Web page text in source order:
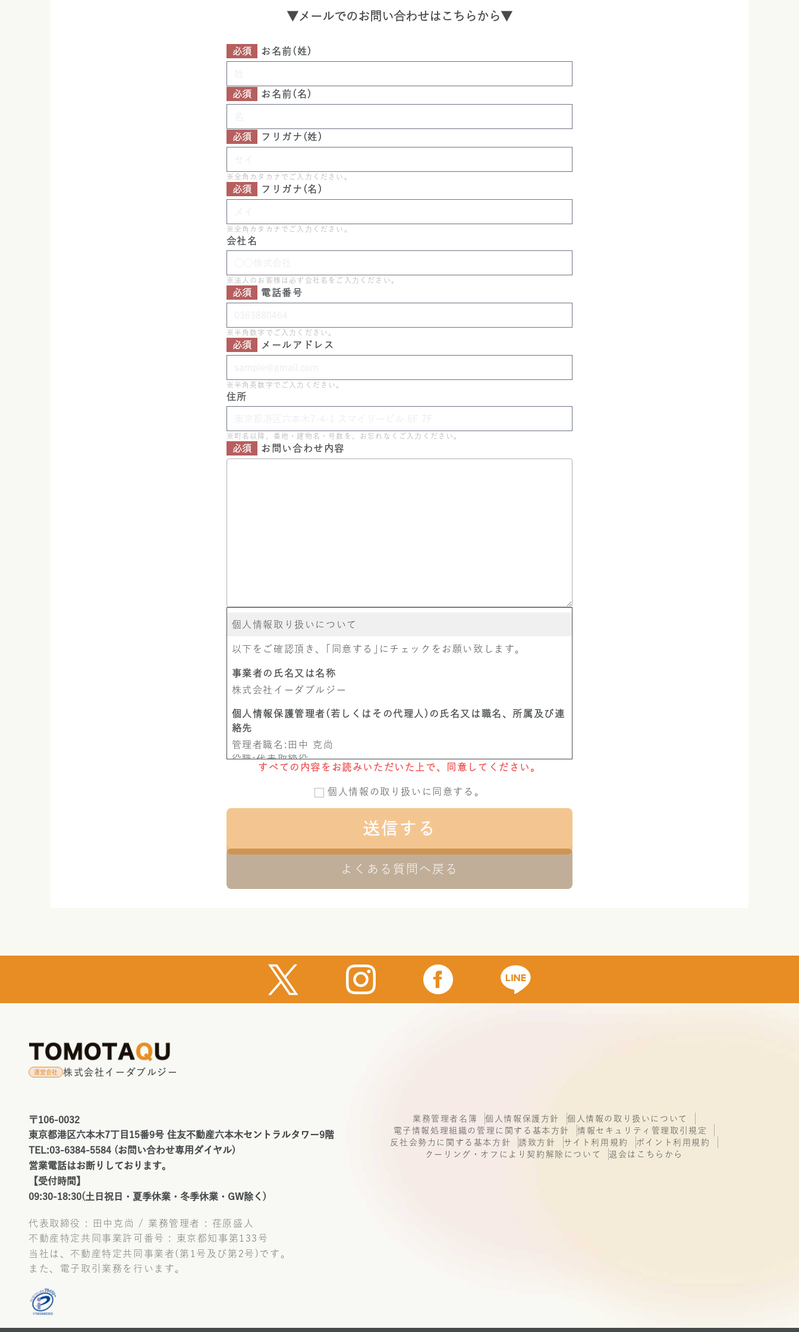
▼メールでのお問い合わせはこちらから▼
必須 お名前(姓)
必須 お名前(名)
必須 フリガナ(姓)
※全角カタカナでご入力ください。
必須 フリガナ(名)
※全角カタカナでご入力ください。
会社名
※法人のお客様は必ず会社名をご入力ください。
必須 電話番号
※半角数字でご入力ください。
必須 メールアドレス
※半角英数字でご入力ください。
住所
※町名以降、番地・建物名・号数を、お忘れなくご入力ください。
必須 お問い合わせ内容
個人情報取り扱いについて
以下をご確認頂き、｢同意する｣にチェックをお願い致します。
事業者の氏名又は名称
株式会社イーダブルジー
個人情報保護管理者(若しくはその代理人)の氏名又は職名、所属及び連
絡先
管理者職名:田中 克尚
役職:代表取締役
連絡先: TEL:03-6812-9393
個人情報の利用目的
当社は事業運営上、前項利用目的の範囲に限って個人情報を外部に委託
することがあります。この場合、個人情報保護水準の高い委託先を選定
の提供の停止)に関して、下記の当社問合わせ窓口に申し出ることがで
きます。その際、当社はお客様ご本人を確認させていただいたうえで、
合理的な期間内に対応いたします。
個人情報を提供されることの任意性について
ご本人様が当社に個人情報を提供されるかどうかは任意によるもので
す。 ただし、必要な項目をいただけない場合、適切な対応ができない
すべての内容をお読みいただいた上で、同意してください。
個人情報の取り扱いに同意する。
送信する
よくある質問へ戻る
運営会社 株式会社イーダブルジー
〒106-0032
東京都港区六本木7丁目15番9号 住友不動産六本木セントラルタワー9階
TEL:03-6384-5584 (お問い合わせ専用ダイヤル)
営業電話はお断りしております。
【受付時間】
09:30-18:30(土日祝日・夏季休業・冬季休業・GW除く)
代表取締役 : 田中克尚 / 業務管理者 : 荏原盛人
不動産特定共同事業許可番号 : 東京都知事第133号
当社は、不動産特定共同事業者(第1号及び第2号)です。
また、電子取引業務を行います。
業務管理者名簿 個人情報保護方針
個人情報の取り扱いについて
電子情報処理組織の管理に関する基本方針
情報セキュリティ管理取引規定
反社会勢力に関する基本方針
誘致方針 サイト利用規約
ポイント利用規約
クーリング・オフにより契約解除について
退会はこちらから